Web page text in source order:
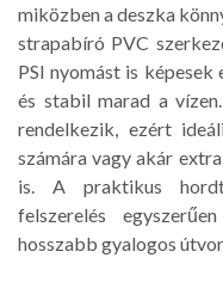
miközben a deszka
strapabíró PVC
PSI nyomást is képesek
és stabil marad a
rendelkezik, ezért
számára vagy akár
is. A praktikus
felszerelés
hosszabb gyalogos